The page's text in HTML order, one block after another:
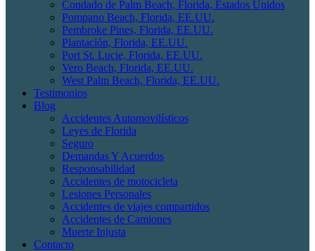
Condado de Palm Beach, Florida, Estados Unidos
Pompano Beach, Florida, EE.UU.
Pembroke Pines, Florida, EE.UU.
Plantación, Florida, EE.UU.
Port St. Lucie, Florida, EE.UU.
Vero Beach, Florida, EE.UU.
West Palm Beach, Florida, EE.UU.
Testimonios
Blog
Accidentes Automovilísticos
Leyes de Florida
Seguro
Demandas Y Acuerdos
Responsabilidad
Accidentes de motocicleta
Lesiones Personales
Accidentes de viajes compartidos
Accidentes de Camiones
Muerte Injusta
Contacto